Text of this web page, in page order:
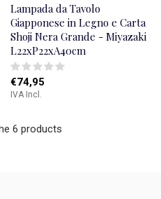
Lampada da Tavolo
Giapponese in Legno e Carta
Shoji Nera Grande - Miyazaki
L22xP22xA40cm
€74,95
IVA Incl.
6 products